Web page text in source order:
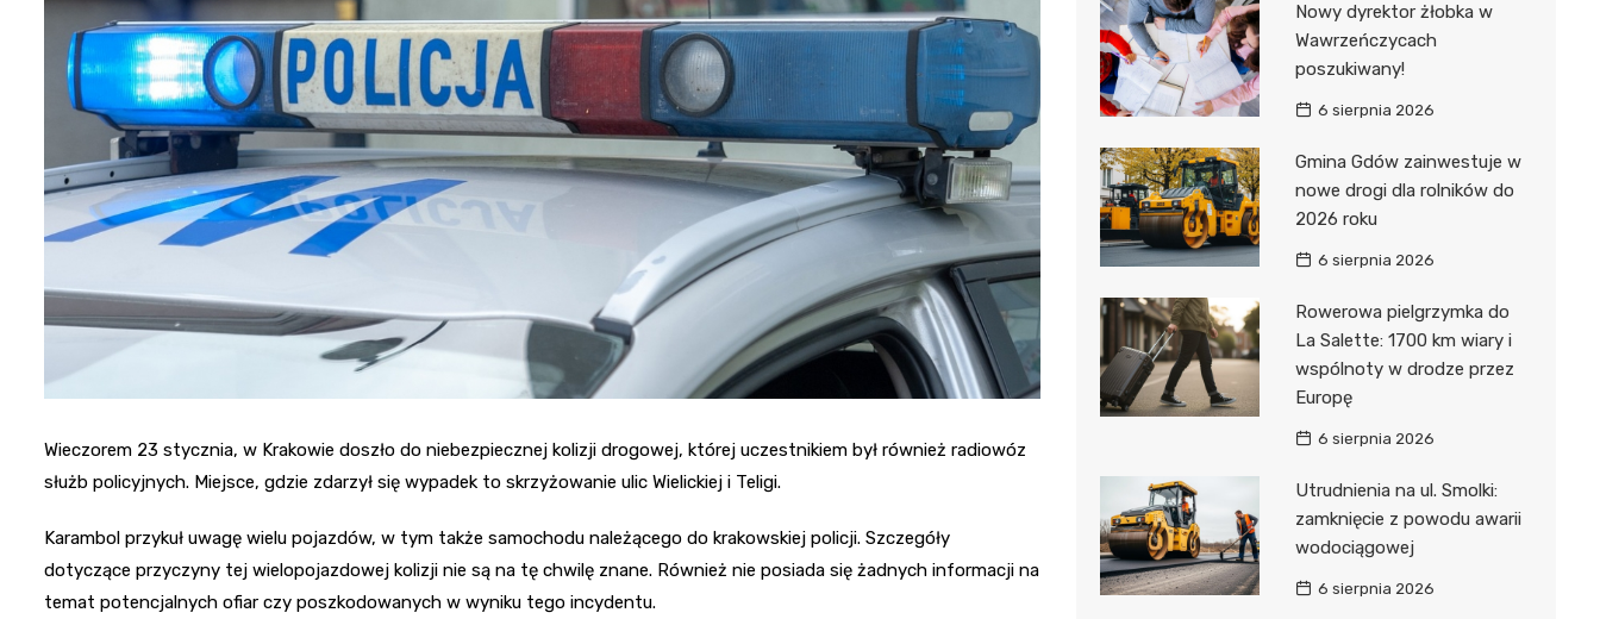
Wieczorem 23 stycznia, w Krakowie doszło do niebezpiecznej kolizji drogowej, której uczestnikiem był również radiowóz
służb policyjnych. Miejsce, gdzie zdarzył się wypadek to skrzyżowanie ulic Wielickiej i Teligi.
Karambol przykuł uwagę wielu pojazdów, w tym także samochodu należącego do krakowskiej policji. Szczegóły
dotyczące przyczyny tej wielopojazdowej kolizji nie są na tę chwilę znane. Również nie posiada się żadnych informacji na
temat potencjalnych ofiar czy poszkodowanych w wyniku tego incydentu.
Nowy dyrektor żłobka w
Wawrzeńczycach
poszukiwany!
6 sierpnia 2026
Gmina Gdów zainwestuje w
nowe drogi dla rolników do
2026 roku
6 sierpnia 2026
Rowerowa pielgrzymka do
La Salette: 1700 km wiary i
wspólnoty w drodze przez
Europę
6 sierpnia 2026
Utrudnienia na ul. Smolki:
zamknięcie z powodu awarii
wodociągowej
6 sierpnia 2026